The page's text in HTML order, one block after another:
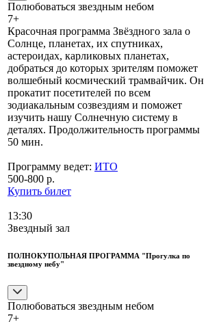
Полюбоваться звездным небом
7+
Красочная программа Звёздного зала о
Солнце, планетах, их спутниках,
астероидах, карликовых планетах,
добраться до которых зрителям поможет
волшебный космический трамвайчик. Он
прокатит посетителей по всем
зодиакальным созвездиям и поможет
изучить нашу Солнечную систему в
деталях. Продолжительность программы
50 мин.
Программу ведет: ИТО
500-800 р.
Купить билет
13:30
Звездный зал
ПОЛНОКУПОЛЬНАЯ ПРОГРАММА "Прогулка по
звездному небу"
Полюбоваться звездным небом
7+